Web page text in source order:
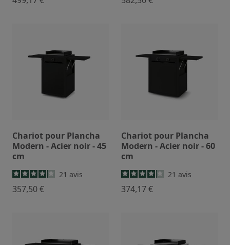
Chariot pour Plancha
Modern - Acier noir - 45
cm
21 avis
357,50 €
Chariot pour Plancha
Modern - Acier noir - 60
cm
21 avis
374,17 €